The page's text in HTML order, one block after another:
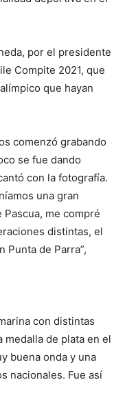
por el presidente
Compite 2021, que
que hayan
comenzó grabando
se fue dando
con la fotografía.
una gran
me compré
distintas, el
Punta de Parra”,
con distintas
medalla de plata en el
buena onda y una
nacionales. Fue así